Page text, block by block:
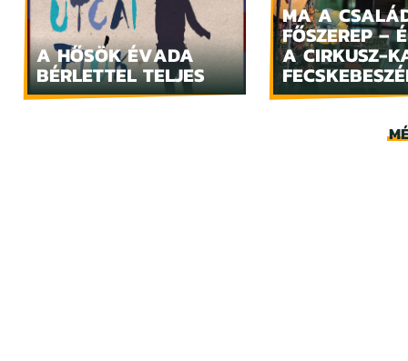
A HŐSÖK ÉVADA
BÉRLETTEL TELJES
MA A
FŐSZEREP –
A CIRKUSZ-